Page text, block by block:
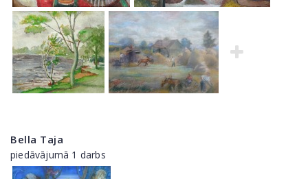
Bella Taja
piedāvājumā 1 darbs